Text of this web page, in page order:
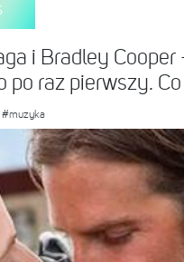
i Bradley
po raz pierwszy.
#muzyka